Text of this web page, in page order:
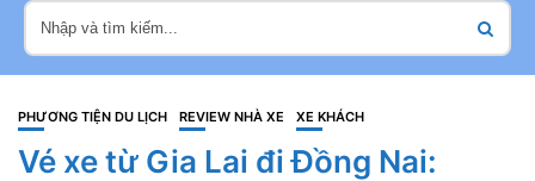
PHƯƠNG TIỆN DU LỊCH REVIEW NHÀ XE XE KHÁCH
Vé xe từ Gia Lai đi Đồng Nai: